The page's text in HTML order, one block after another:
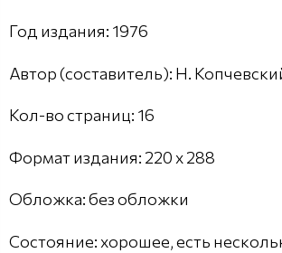
Год издания: 1976
Автор (составитель): Н.
Кол-во страниц: 16
Формат издания: 220 х 288
Обложка: без обложки
Состояние: хорошее, есть